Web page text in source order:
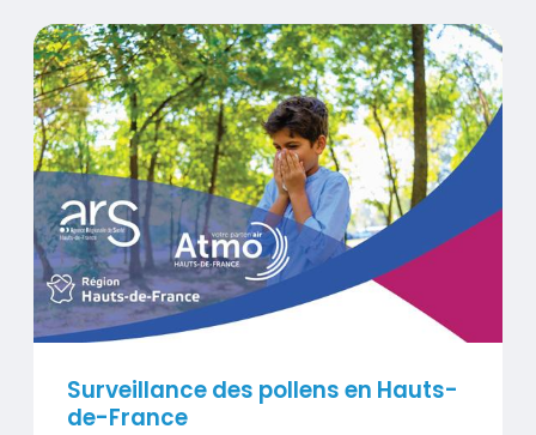
Surveillance des pollens en Hauts-de-France
Visuel
Surveillance des pollens en Hauts-
de-France